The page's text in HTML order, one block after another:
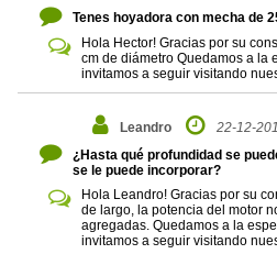
Tenes hoyadora con mecha de
Hola Hector! Gracias por su
cm de diámetro Quedamos a la
invitamos a seguir visitando
Leandro 22-12-
¿Hasta qué profundidad se
se le puede incorporar?
Hola Leandro! Gracias por su
de largo, la potencia del motor
agregadas. Quedamos a la
invitamos a seguir visitando